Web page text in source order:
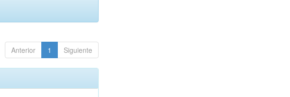
Anterior 1 Siguiente